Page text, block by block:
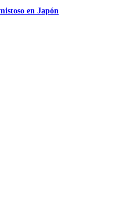
en Japón